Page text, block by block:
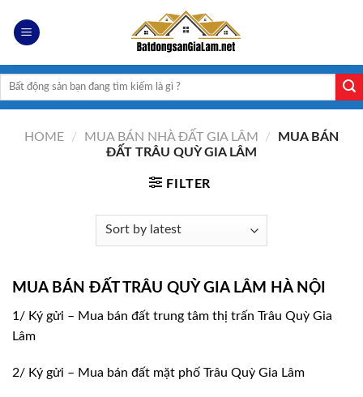
content
Search
HOME / MUA BÁN NHÀ ĐẤT GIA LÂM /
MUA BÁN
ĐẤT TRÂU QUỲ GIA LÂM
FILTER
MUA BÁN ĐẤT TRÂU QUỲ GIA LÂM HÀ NỘI
1/ Ký gửi – Mua bán đất trung tâm thị trấn Trâu Quỳ Gia
Lâm
2/ Ký gửi – Mua bán đất mặt phố Trâu Quỳ Gia Lâm